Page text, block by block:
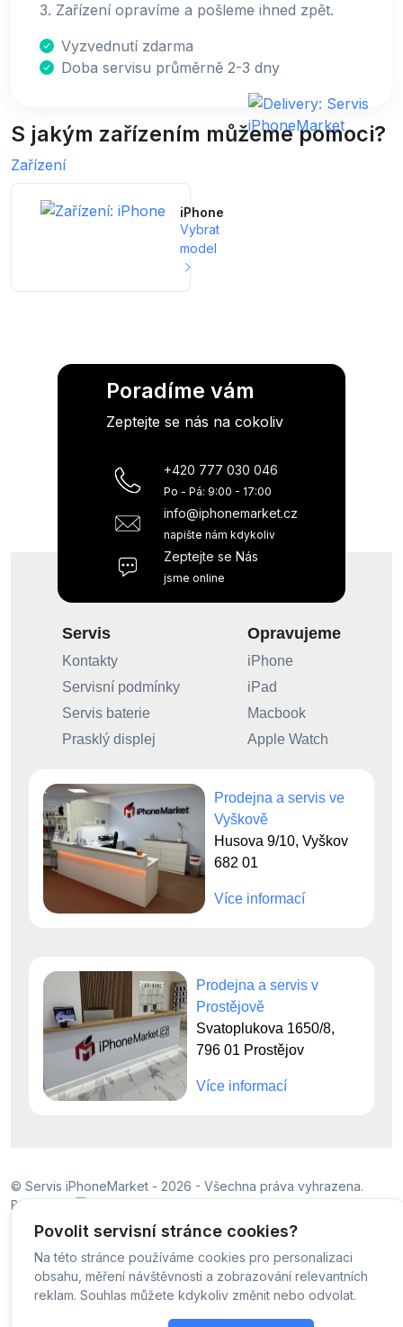
3. Zařízení opravíme a pošleme ihned zpět.
Vyzvednutí zdarma
Doba servisu průměrně 2-3 dny
S jakým zařízením můžeme pomoci?
Zařízení
iPhone
Vybrat
model
Povolit servisní stránce cookies?
Na této stránce používáme cookies pro personalizaci
obsahu, měření návštěvnosti a zobrazování relevantních
reklam. Souhlas můžete kdykoliv změnit nebo odvolat.
Poradíme vám
Zeptejte se nás na cokoliv
+420 777 030 046
Po - Pá: 9:00 - 17:00
info@iphonemarket.cz
napište nám kdykoliv
Zeptejte se Nás
jsme online
Servis
Kontakty
Servisní podmínky
Servis baterie
Prasklý displej
Opravujeme
iPhone
iPad
Macbook
Apple Watch
Prodejna a servis ve
Vyškově
Husova 9/10, Vyškov
682 01
Více informací
Prodejna a servis v
Prostějově
Svatoplukova 1650/8,
796 01 Prostějov
Více informací
© Servis iPhoneMarket - 2026 - Všechna práva vyhrazena.
Běžíme na